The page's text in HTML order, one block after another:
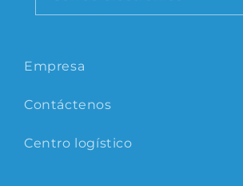
Empresa
Contáctenos
Centro logístico